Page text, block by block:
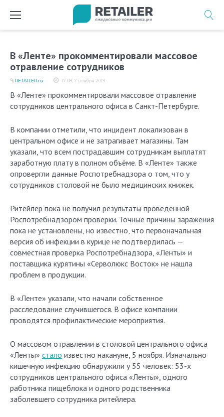
В «Ленте» прокомментировали массовое
отравление сотрудников
17:08, 7 ноября 2019
RETAILER.ru
В «Ленте» прокомментировали массовое отравление
сотрудников центрального офиса в Санкт-Петербурге.
В компании отметили, что инцидент локализован в
центральном офисе и не затрагивает магазины. Там
указали, что всем пострадавшим сотрудникам выплатят
заработную плату в полном объёме. В «Ленте» также
опровергли данные Роспотребнадзора о том, что у
сотрудников столовой не было медицинских книжек.
Ритейлер пока не получил результаты проведённой
Роспотребнадзором проверки. Точные причины заражения
пока не установлены, но известно, что первоначальная
версия об инфекции в курице не подтвердилась —
совместная проверка Роспотребнадзора, «Ленты» и
поставщика курятины «Серволюкс Восток» не нашла
проблем в продукции.
В «Ленте» указали, что начали собственное
расследование случившегося. В офисе компании
проводятся профилактические мероприятия.
О массовом отравлении в столовой центрального офиса
«Ленты» стало известно накануне, 5 ноября. Изначально
кишечную инфекцию обнаружили у 55 человек: 53-х
сотрудников центрального офиса «Ленты», одного
работника пищеблока и одного родственника
заболевшего сотрудника ритейлера.